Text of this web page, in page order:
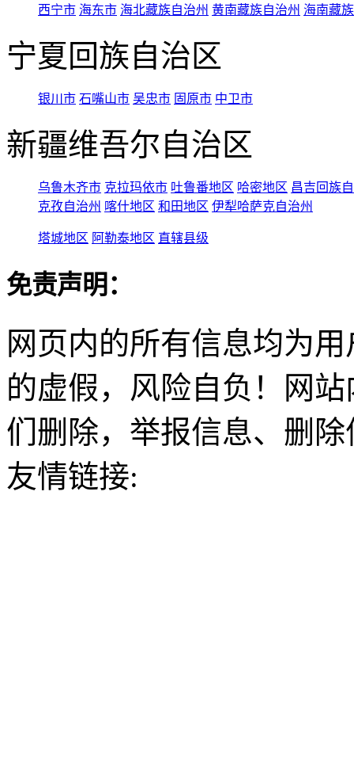
西宁市 海东市 海北藏族自治州 黄南藏族自治州 海南藏
宁夏回族自治区
银川市 石嘴山市 吴忠市 固原市 中卫市
新疆维吾尔自治区
乌鲁木齐市 克拉玛依市 吐鲁番地区 哈密地区 昌吉回族
克孜自治州 喀什地区 和田地区 伊犁哈萨克自治州
塔城地区 阿勒泰地区 直辖县级
免责声明：
网页内的所有信息均为
的虚假，风险自负！网
们删除，举报信息、删
友情链接: